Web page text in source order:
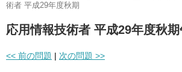
術者 平成29年度秋期
応用情報技術者 平成29年度秋
<< 前の問題 | 次の問題 >>